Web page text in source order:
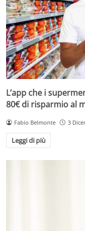
L’app che i
80€ di risparmio al
Fabio Belmonte 3
Leggi di più